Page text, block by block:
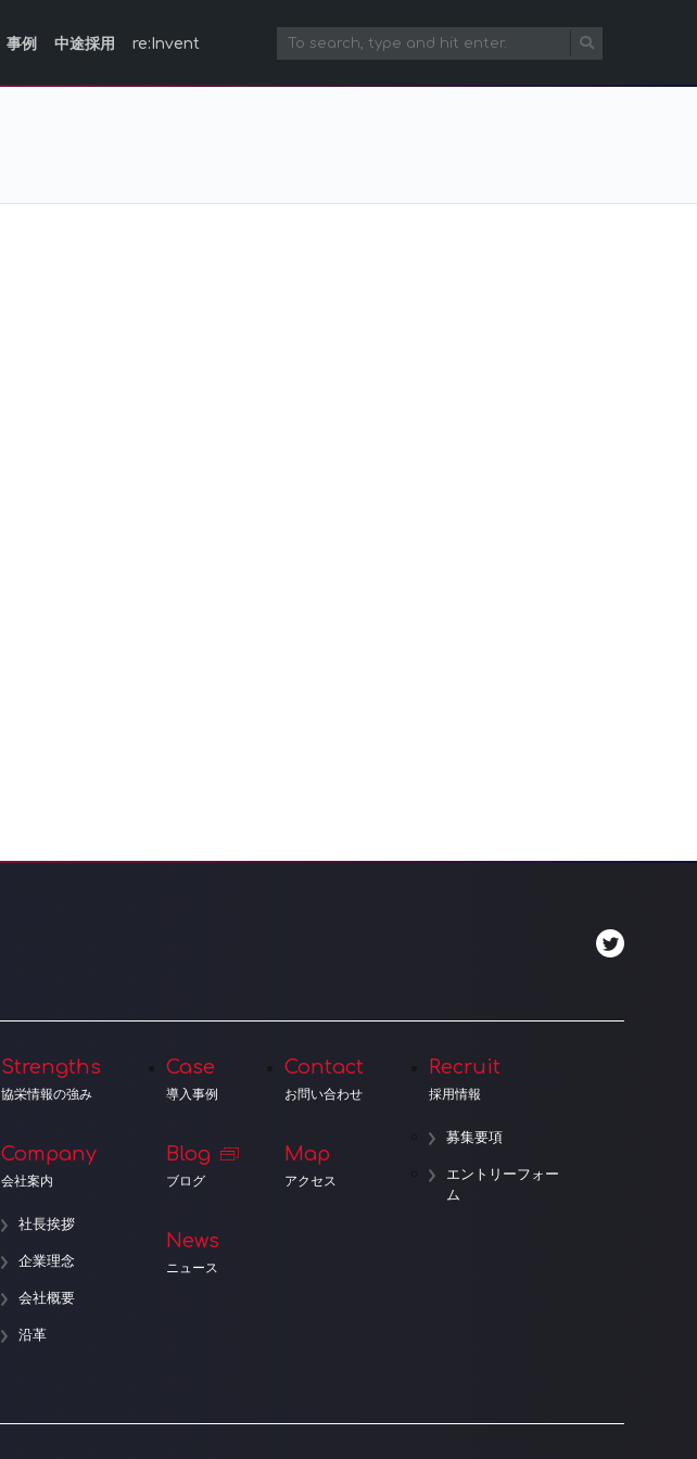
事例 中途採用 re:Invent
Strengths
協栄情報の強み
Company
会社案内
社長挨拶
企業理念
会社概要
沿革
Case
導入事例
Blog
ブログ
News
ニュース
Contact
お問い合わせ
Map
アクセス
Recruit
採用情報
募集要項
エントリーフォー
ム